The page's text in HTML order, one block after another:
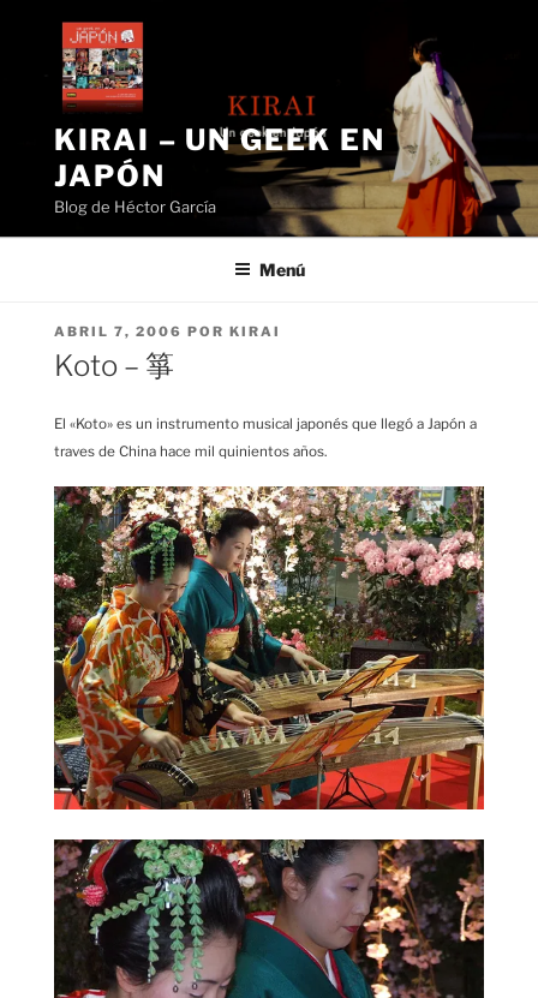
contenido
KIRAI – UN GEEK EN
JAPÓN
Blog de Héctor García
Menú
PUBLICADO
EL
ABRIL 7, 2006 POR KIRAI
Koto – 箏
El «Koto» es un instrumento musical japonés que llegó a Japón a
traves de China hace mil quinientos años.